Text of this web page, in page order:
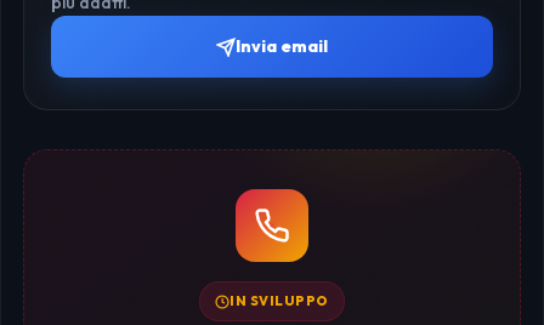
Invia email
IN SVILUPPO